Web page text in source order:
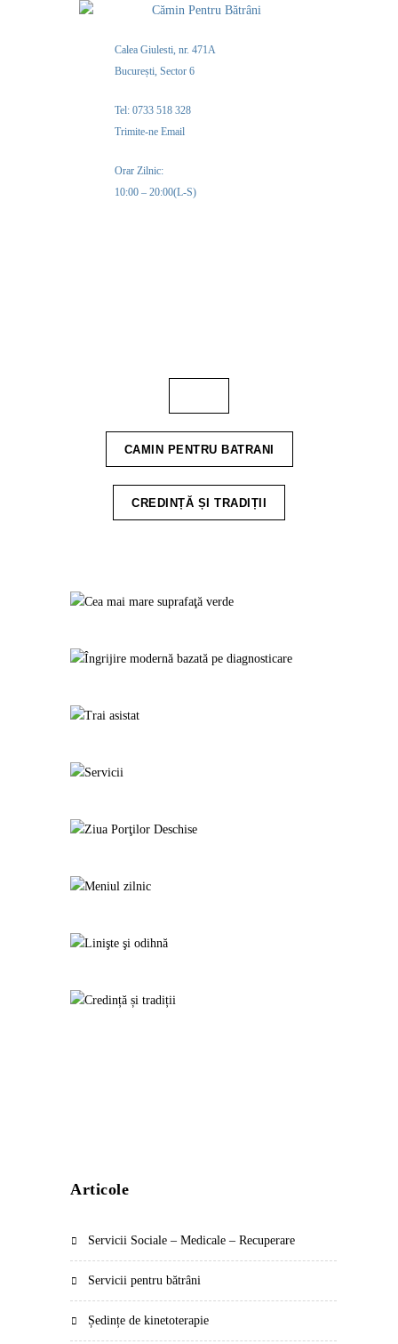
Calea Giulesti, nr. 471A
București, Sector 6
Tel: 0733 518 328
Trimite-ne Email
Orar Zilnic:
10:00 – 20:00(L-S)
Articole
Servicii Sociale – Medicale – Recuperare
Servicii pentru bătrâni
Ședințe de kinetoterapie
CAMIN PENTRU BATRANI
CREDINȚĂ ȘI TRADIȚII